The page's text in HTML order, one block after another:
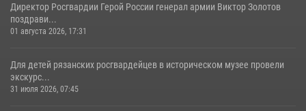
Директор Росгвардии Герой России генерал армии Виктор Золотов
поздрави...
01 августа 2026, 17:31
Для детей рязанских росгвардейцев в историческом музее провели
экскурс...
31 июля 2026, 07:45